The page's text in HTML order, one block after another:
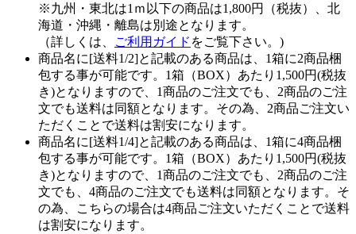
※九州・東北は1ｍ以下の商品は1,800円（税抜）、北
海道・沖縄・離島は別途となります。
（詳しくは、
ご利用ガイド をご覧下さい。)
商品名に[送料1/2]と記載のある商品は、1箱に2商品梱
包する事が可能です。1箱（BOX）あたり1,500円(税抜
き)となりますので、1商品のご注文でも、2商品のご注
文でも送料は同額となります。その為、2商品ご注文い
ただくことで送料は割安になります。
商品名に[送料1/4]と記載のある商品は、1箱に4商品梱
包する事が可能です。1箱（BOX）あたり1,500円(税抜
き)となりますので、1商品のご注文でも、2商品のご注
文でも、4商品のご注文でも送料は同額となります。そ
の為、こちらの場合は4商品ご注文いただくことで送料
は割安になります。